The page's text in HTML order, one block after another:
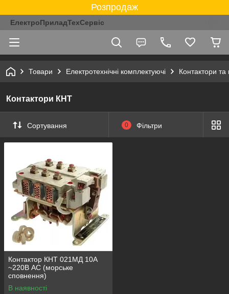
Розпродаж
ЕлектроПриладТехСервіс
Товари Електротехнічні комплектуючі Контактори та
Контактори КНТ
Сортування 0 Фільтри
Контактор КНТ 021МД 10А
~220В AC (морське
сповнення)
В наявності